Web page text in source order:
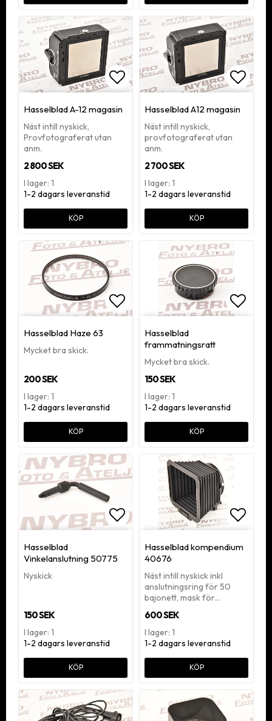
Lägg till i favoritlistan
Hasselblad A-12 magasin
Näst intill nyskick,
Provfotograferat utan
anm.
2 800 SEK
I lager: 1
1-2 dagars leveranstid
KÖP
Lägg
Hasselblad A12 magasin
Näst intill nyskick,
provfotograferat utan
anm.
2 700 SEK
I lager: 1
1-2 dagars leveranstid
KÖP
Hasselblad Haze 63
Mycket bra skick.
200 SEK
I lager: 1
1-2 dagars leveranstid
KÖP
Hasselblad
frammatningsratt
Mycket bra skick.
150 SEK
I lager: 1
1-2 dagars leveranstid
KÖP
Lägg till i favoritlistan
Hasselblad
Vinkelanslutning 50775
Nyskick
150 SEK
I lager: 1
1-2 dagars leveranstid
KÖP
Hasselblad kompendium
40676
Näst intill nyskick inkl
anslutningsring för 50
bajonett, mask för…
600 SEK
I lager: 1
1-2 dagars leveranstid
KÖP